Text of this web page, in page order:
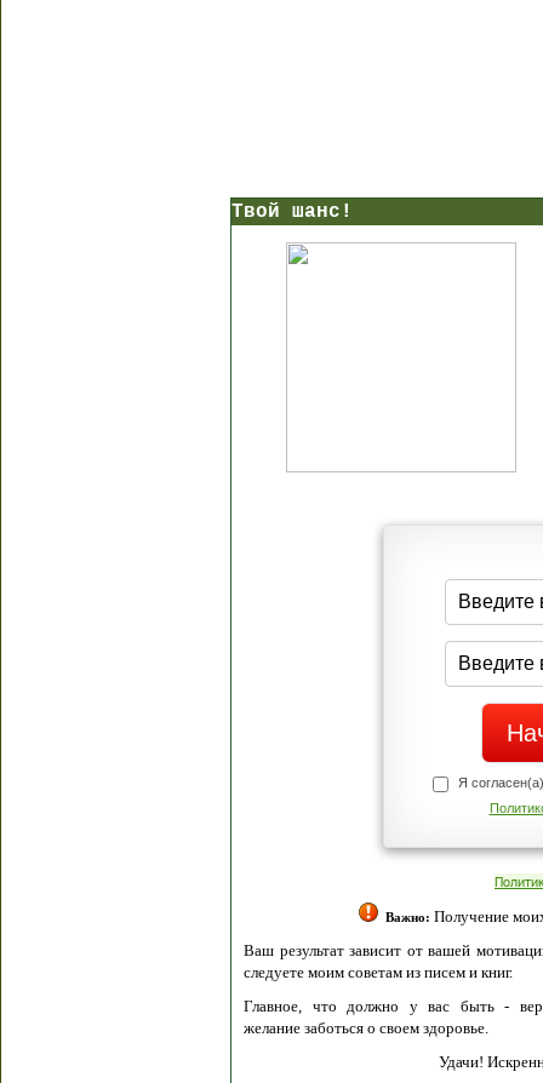
Твой шанс!
Я
Важно: Получение
Ваш результат зависит от вашей
следуете моим советам из писем и книг.
Главное, что должно у вас быть -
желание заботься о своем здоровье.
Удачи!